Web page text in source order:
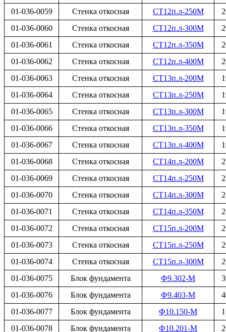
01-036-0059
Стенка откосная СТ12п.л-250М
01-036-0060
Стенка откосная СТ12п.л-300М
01-036-0061
Стенка откосная СТ12п.л-350М
01-036-0062
Стенка откосная СТ12п.л-400М
01-036-0063
Стенка откосная СТ13п.л-200М
01-036-0064
Стенка откосная СТ13п.л-250М
01-036-0065
Стенка откосная СТ13п.л-300М
01-036-0066
Стенка откосная СТ13п.л-350М
01-036-0067
Стенка откосная СТ13п.л-400М
01-036-0068
Стенка откосная СТ14п.л-200М
01-036-0069
Стенка откосная СТ14п.л-250М
01-036-0070
Стенка откосная СТ14п.л-300М
01-036-0071
Стенка откосная СТ14п.л-350М
01-036-0072
Стенка откосная СТ15п.л-200М
01-036-0073
Стенка откосная СТ15п.л-250М
01-036-0074
Стенка откосная СТ15п.л-300М
01-036-0075
Блок фундамента Ф9.302-М
01-036-0076
Блок фундамента Ф9.403-М
01-036-0077
Блок фундамента Ф10.150-М
01-036-0078
Блок фундамента Ф10.201-М